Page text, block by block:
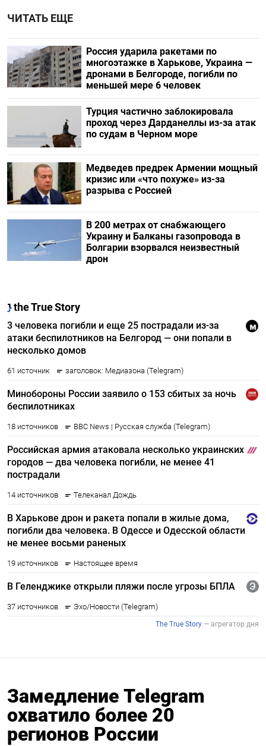
ЧИТАТЬ ЕЩЕ
Россия ударила ракетами по
многоэтажке в Харькове, Украина —
дронами в Белгороде, погибли по
меньшей мере 6 человек
Турция частично заблокировала
проход через Дарданеллы из-за атак
по судам в Черном море
Медведев предрек Армении мощный
кризис или «что похуже» из-за
разрыва с Россией
В 200 метрах от снабжающего
Украину и Балканы газопровода в
Болгарии взорвался неизвестный
дрон
Замедление Telegram
охватило более 20
регионов России